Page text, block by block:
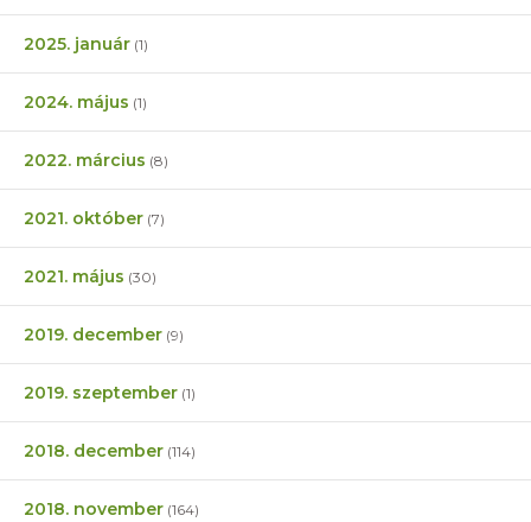
2025. január (1)
2024. május (1)
2022. március (8)
2021. október (7)
2021. május (30)
2019. december (9)
2019. szeptember (1)
2018. december (114)
2018. november (164)